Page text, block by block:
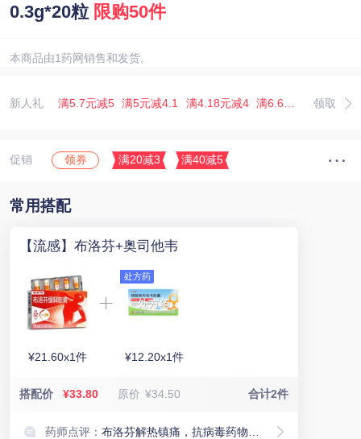
0.3g*20粒 限购50件
本商品由1药网销售和发货。
新人礼 领取
满5.7元减5 满5元减4.1 满4.18元减4 满6.67元减5.07 满
促销 领券 满20减3 满40减5
常用搭配
【流感】布洛芬+奥司他韦
¥21.60x1件
处方药
¥12.20x1件
搭配价 ¥33.80 原价 ¥34.50 合计2件
药师点评：